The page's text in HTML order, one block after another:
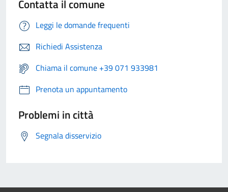
Contatta il comune
Leggi le domande frequenti
Richiedi Assistenza
Chiama il comune +39 071 933981
Prenota un appuntamento
Problemi in città
Segnala disservizio